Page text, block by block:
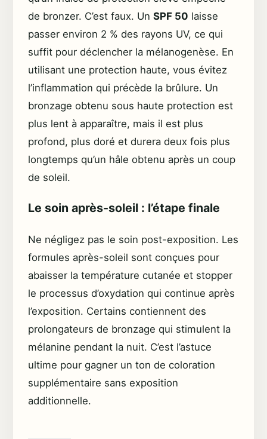
de bronzer. C’est faux. Un SPF 50 laisse
passer environ 2 % des rayons UV, ce qui
suffit pour déclencher la mélanogenèse. En
utilisant une protection haute, vous évitez
l’inflammation qui précède la brûlure. Un
bronzage obtenu sous haute protection est
plus lent à apparaître, mais il est plus
profond, plus doré et durera deux fois plus
longtemps qu’un hâle obtenu après un coup
de soleil.
Le soin après-soleil : l’étape finale
Ne négligez pas le soin post-exposition. Les
formules après-soleil sont conçues pour
abaisser la température cutanée et stopper
le processus d’oxydation qui continue après
l’exposition. Certains contiennent des
prolongateurs de bronzage qui stimulent la
mélanine pendant la nuit. C’est l’astuce
ultime pour gagner un ton de coloration
supplémentaire sans exposition
additionnelle.